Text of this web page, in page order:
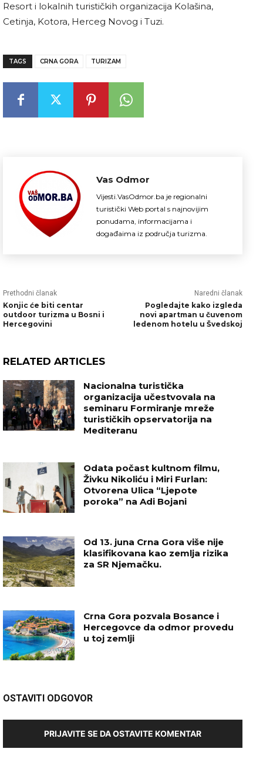
Resort i lokalnih turističkih organizacija Kolašina,
Cetinja, Kotora, Herceg Novog i Tuzi.
TAGS CRNA GORA TURIZAM
Vas Odmor
Vijesti.VasOdmor.ba je regionalni
turistički Web portal s najnovijim
ponudama, informacijama i
događaima iz područja turizma.
Prethodni članak
Konjic će biti centar
outdoor turizma u Bosni i
Hercegovini
Naredni članak
Pogledajte kako izgleda
novi apartman u čuvenom
ledenom hotelu u Švedskoj
RELATED ARTICLES
Nacionalna turistička
organizacija učestvovala na
seminaru Formiranje mreže
turističkih opservatorija na
Mediteranu
Odata počast kultnom filmu,
Živku Nikoliću i Miri Furlan:
Otvorena Ulica “Ljepote
poroka” na Adi Bojani
Od 13. juna Crna Gora više nije
klasifikovana kao zemlja rizika
za SR Njemačku.
Crna Gora pozvala Bosance i
Hercegovce da odmor provedu
u toj zemlji
OSTAVITI ODGOVOR
PRIJAVITE SE DA OSTAVITE KOMENTAR